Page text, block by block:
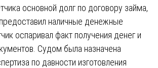
основной долг по договору займа,
наличные денежные
оспаривал факт получения денег и
Судом была назначена
по давности изготовления